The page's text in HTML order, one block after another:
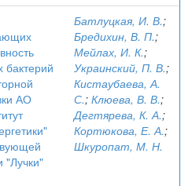
АО
"Лучки"
Батлуцкая, И. В.;
Бредихин, В. П.;
Мейлах, И. К.;
Украинский, П. В.;
Кистаубаева, А.
С.; Клюева, В. В.;
Дегтярева, К. А.;
Кортюкова, Е. А.;
Шкуропат, М. Н.